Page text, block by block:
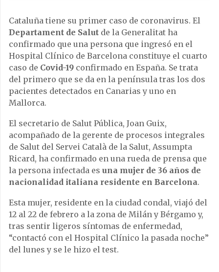
Cataluña tiene su primer caso de coronavirus. El
Departament de Salut de la Generalitat ha
confirmado que una persona que ingresó en el
Hospital Clínico de Barcelona constituye el cuarto
caso de Covid-19 confirmado en España. Se trata
del primero que se da en la península tras los dos
pacientes detectados en Canarias y uno en
Mallorca.
El secretario de Salut Pública, Joan Guix,
acompañado de la gerente de procesos integrales
de Salut del Servei Català de la Salut, Assumpta
Ricard, ha confirmado en una rueda de prensa que
la persona infectada es una mujer de 36 años de
nacionalidad italiana residente en Barcelona.
Esta mujer, residente en la ciudad condal, viajó del
12 al 22 de febrero a la zona de Milán y Bérgamo y,
tras sentir ligeros síntomas de enfermedad,
“contactó con el Hospital Clínico la pasada noche”
del lunes y se le hizo el test.